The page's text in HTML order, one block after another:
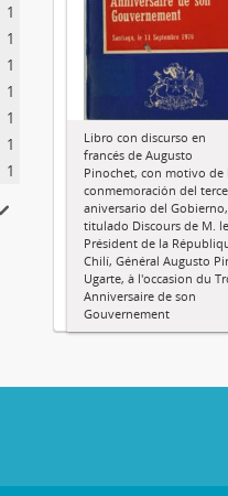
1
1
1
1
1
1
1
Libro con discurso en
francés de Augusto
Pinochet, con motivo de
conmemoración del
aniversario del Gobierno,
titulado Discours de M. le
Président de la
Chilí, Général Augusto
Ugarte, à l'occasion du
Anniversaire de son
Gouvernement